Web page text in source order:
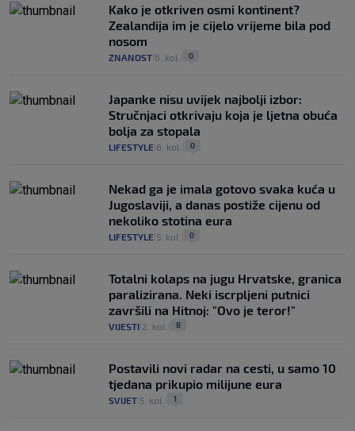
Kako je otkriven osmi kontinent?
Zealandija im je cijelo vrijeme bila pod
nosom
ZNANOST 6. kol. 0
Japanke nisu uvijek najbolji izbor:
Stručnjaci otkrivaju koja je ljetna obuća
bolja za stopala
LIFESTYLE 6. kol. 0
Nekad ga je imala gotovo svaka kuća u
Jugoslaviji, a danas postiže cijenu od
nekoliko stotina eura
LIFESTYLE 5. kol. 0
Totalni kolaps na jugu Hrvatske, granica
paralizirana. Neki iscrpljeni putnici
završili na Hitnoj: "Ovo je teror!"
VIJESTI 2. kol. 8
Postavili novi radar na cesti, u samo 10
tjedana prikupio milijune eura
SVIJET 5. kol. 1